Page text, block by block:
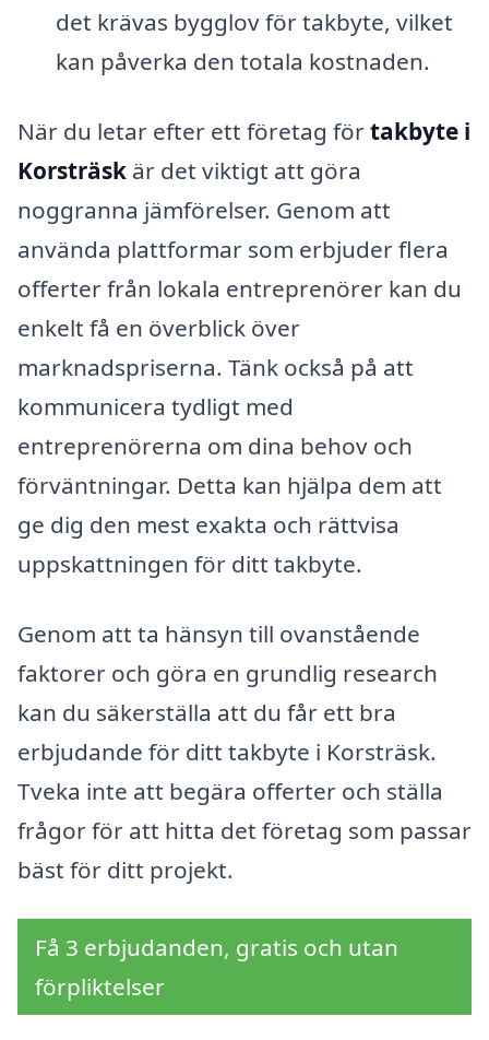
det krävas bygglov för takbyte, vilket
kan påverka den totala kostnaden.
När du letar efter ett företag förtakbyte i
Korsträsk är det viktigt att göra
noggranna jämförelser. Genom att
använda plattformar som erbjuder flera
offerter från lokala entreprenörer kan du
enkelt få en överblick över
marknadspriserna. Tänk också på att
kommunicera tydligt med
entreprenörerna om dina behov och
förväntningar. Detta kan hjälpa dem att
ge dig den mest exakta och rättvisa
uppskattningen för ditt takbyte.
Genom att ta hänsyn till ovanstående
faktorer och göra en grundlig research
kan du säkerställa att du får ett bra
erbjudande för ditt takbyte i Korsträsk.
Tveka inte att begära offerter och ställa
frågor för att hitta det företag som passar
bäst för ditt projekt.
Få 3 erbjudanden, gratis och utan
förpliktelser